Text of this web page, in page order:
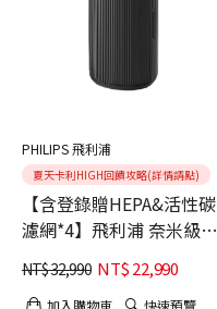
PHILIPS 飛利浦
夏天卡利HIGH回饋攻略(詳情請點)
【含登錄贈HEPA&活性碳
濾網*4】飛利浦 奈米級空
氣清淨機 360度高效過濾
★適用28坪(AC4221/81)
NT$32,990 NT$22,990
加入購物車 快速預覽